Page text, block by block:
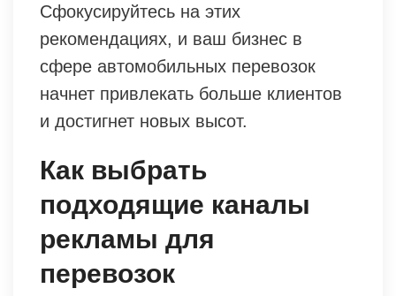
Сфокусируйтесь на этих
рекомендациях, и ваш бизнес в
сфере автомобильных перевозок
начнет привлекать больше клиентов
и достигнет новых высот.
Как выбрать
подходящие каналы
рекламы для
перевозок